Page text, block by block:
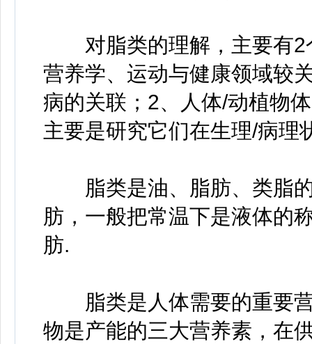
对脂类的理解，主要有2
营养学、运动与健康领域较
病的关联；2、人体/动植物
主要是研究它们在生理/病理
脂类是油、脂肪、类脂的
肪，一般把常温下是液体的
肪.
脂类是人体需要的重要营
物是产能的三大营养素，在